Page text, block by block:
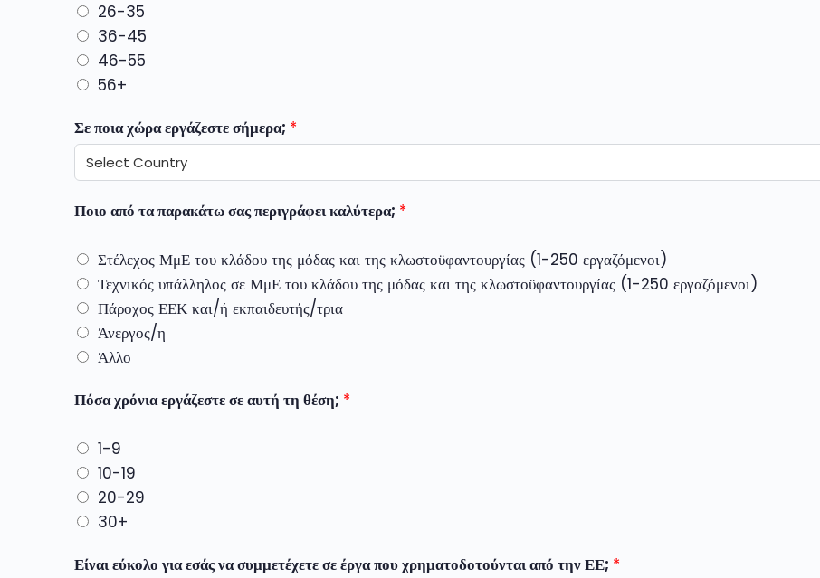
26-35
36-45
46-55
56+
Σε ποια χώρα εργάζεστε σήμερα; *
Ποιο από τα παρακάτω σας περιγράφει καλύτερα; *
Στέλεχος ΜμΕ του κλάδου της μόδας και της κλωστοϋφαντουργίας (1-250 εργαζόμενοι)
Τεχνικός υπάλληλος σε ΜμΕ του κλάδου της μόδας και της κλωστοϋφαντουργίας (1-250 εργαζόμενοι)
Πάροχος ΕΕΚ και/ή εκπαιδευτής/τρια
Άνεργος/η
Άλλο
Πόσα χρόνια εργάζεστε σε αυτή τη θέση; *
1-9
10-19
20-29
30+
Είναι εύκολο για εσάς να συμμετέχετε σε έργα που χρηματοδοτούνται από την ΕΕ; *